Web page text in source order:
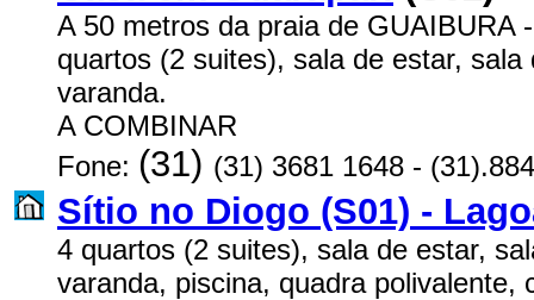
A 50 metros da praia de GUAIBURA
quartos (2 suites), sala de estar,
varanda.
A COMBINAR
Fone: (31) (31) 3681 1648 -
Sítio no Diogo (S01) -
4 quartos (2 suites), sala de estar,
varanda, piscina, quadra polivalente,